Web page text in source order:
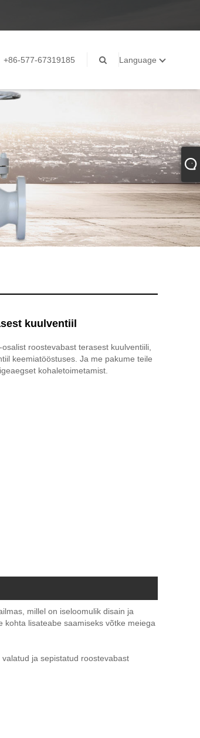
+86-577-67319185 Language
kuulventiil
roostevabast terasest kuulventiili,
keemiatööstuses. Ja me pakume teile
kohaletoimetamist.
millel on iseloomulik disain ja
lisateabe saamiseks võtke meiega
ja sepistatud roostevabast